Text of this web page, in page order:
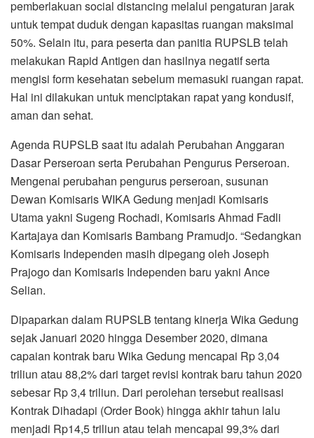
pemberlakuan social distancing melalui pengaturan jarak
untuk tempat duduk dengan kapasitas ruangan maksimal
50%. Selain itu, para peserta dan panitia RUPSLB telah
melakukan Rapid Antigen dan hasilnya negatif serta
mengisi form kesehatan sebelum memasuki ruangan rapat.
Hal ini dilakukan untuk menciptakan rapat yang kondusif,
aman dan sehat.
Agenda RUPSLB saat itu adalah Perubahan Anggaran
Dasar Perseroan serta Perubahan Pengurus Perseroan.
Mengenai perubahan pengurus perseroan, susunan
Dewan Komisaris WIKA Gedung menjadi Komisaris
Utama yakni Sugeng Rochadi, Komisaris Ahmad Fadli
Kartajaya dan Komisaris Bambang Pramudjo. “Sedangkan
Komisaris Independen masih dipegang oleh Joseph
Prajogo dan Komisaris Independen baru yakni Ance
Selian.
Dipaparkan dalam RUPSLB tentang kinerja Wika Gedung
sejak Januari 2020 hingga Desember 2020, dimana
capaian kontrak baru Wika Gedung mencapai Rp 3,04
triliun atau 88,2% dari target revisi kontrak baru tahun 2020
sebesar Rp 3,4 triliun. Dari perolehan tersebut realisasi
Kontrak Dihadapi (Order Book) hingga akhir tahun lalu
menjadi Rp14,5 triliun atau telah mencapai 99,3% dari